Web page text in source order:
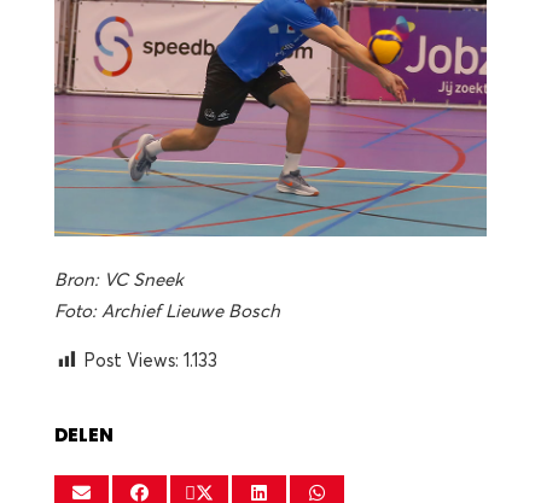
Bron: VC Sneek
Foto: Archief Lieuwe Bosch
Post Views: 1.133
DELEN